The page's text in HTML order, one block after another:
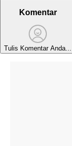
Komentar
Tulis Komentar Anda...